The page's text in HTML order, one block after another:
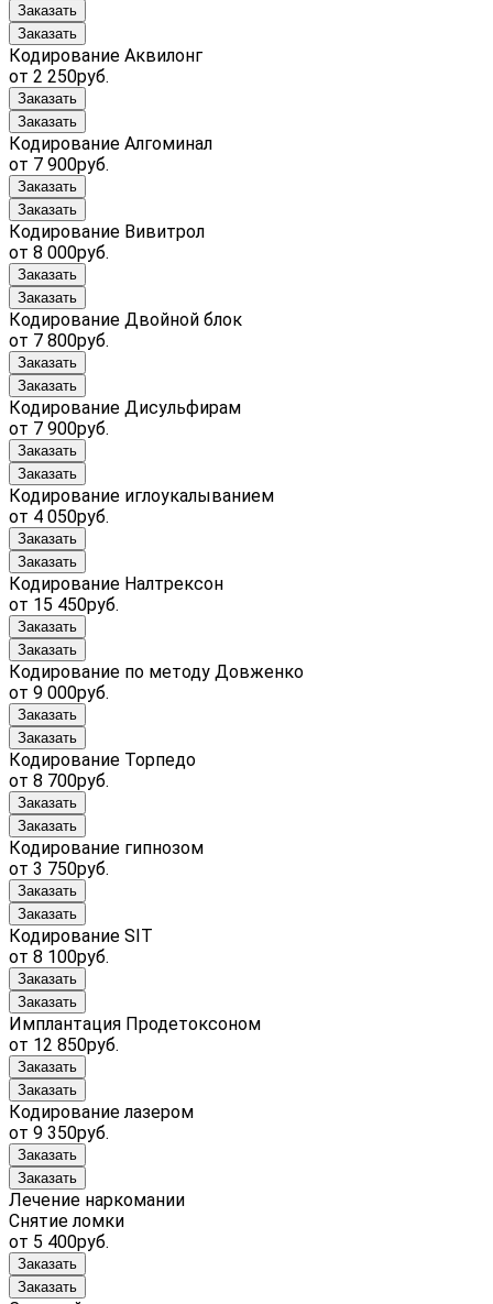
Заказать
Заказать
Кодирование Аквилонг
от 2 250руб.
Заказать
Заказать
Кодирование Алгоминал
от 7 900руб.
Заказать
Заказать
Кодирование Вивитрол
от 8 000руб.
Заказать
Заказать
Кодирование Двойной блок
от 7 800руб.
Заказать
Заказать
Кодирование Дисульфирам
от 7 900руб.
Заказать
Заказать
Кодирование иглоукалыванием
от 4 050руб.
Заказать
Заказать
Кодирование Налтрексон
от 15 450руб.
Заказать
Заказать
Кодирование по методу Довженко
от 9 000руб.
Заказать
Заказать
Кодирование Торпедо
от 8 700руб.
Заказать
Заказать
Кодирование гипнозом
от 3 750руб.
Заказать
Заказать
Кодирование SIT
от 8 100руб.
Заказать
Заказать
Имплантация Продетоксоном
от 12 850руб.
Заказать
Заказать
Кодирование лазером
от 9 350руб.
Заказать
Заказать
Лечение наркомании
Снятие ломки
от 5 400руб.
Заказать
Заказать